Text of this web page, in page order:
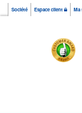
Société Espace client Ma